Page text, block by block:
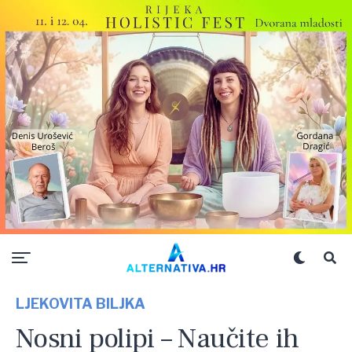
LJEKOVITA BILJKA
Nosni polipi – Naučite ih